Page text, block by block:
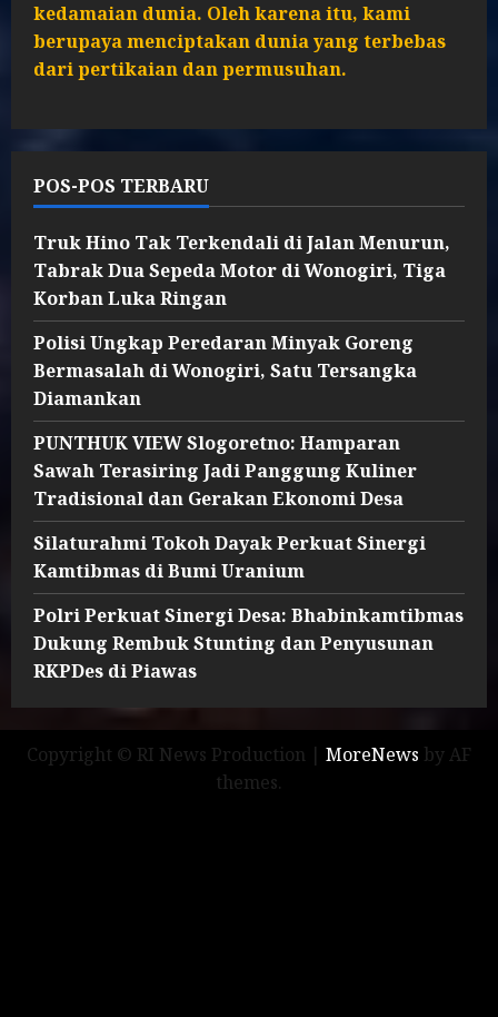
kedamaian dunia. Oleh karena itu, kami
berupaya menciptakan dunia yang terbebas
dari pertikaian dan permusuhan.
POS-POS TERBARU
Truk Hino Tak Terkendali di Jalan Menurun,
Tabrak Dua Sepeda Motor di Wonogiri, Tiga
Korban Luka Ringan
Polisi Ungkap Peredaran Minyak Goreng
Bermasalah di Wonogiri, Satu Tersangka
Diamankan
PUNTHUK VIEW Slogoretno: Hamparan
Sawah Terasiring Jadi Panggung Kuliner
Tradisional dan Gerakan Ekonomi Desa
Silaturahmi Tokoh Dayak Perkuat Sinergi
Kamtibmas di Bumi Uranium
Polri Perkuat Sinergi Desa: Bhabinkamtibmas
Dukung Rembuk Stunting dan Penyusunan
RKPDes di Piawas
Copyright © RI News Production | MoreNews by AF
themes.